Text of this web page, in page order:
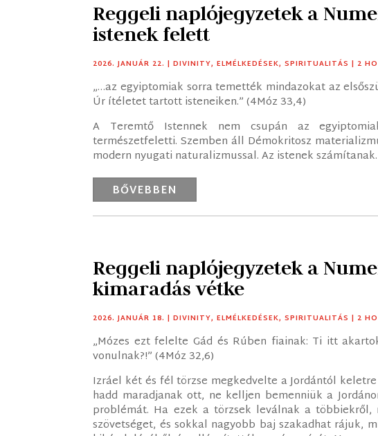
Reggeli naplójegyzetek a
istenek felett
2026. JANUÁR 22. |DIVINITY,ELMÉLKEDÉSEK,SPIRITUALITÁS | 2
„…az egyiptomiak sorra temették mindazokat az
Úr ítéletet tartott isteneiken.” (4Móz 33,4)
A Teremtő Istennek nem csupán az
természetfeletti. Szemben áll Démokritosz
modern nyugati naturalizmussal. Az istenek számítanak.
BŐVEBBEN
Reggeli naplójegyzetek a
kimaradás vétke
2026. JANUÁR 18. |DIVINITY,ELMÉLKEDÉSEK,SPIRITUALITÁS | 2
„Mózes ezt felelte Gád és Rúben fiainak: Ti itt
vonulnak?!” (4Móz 32,6)
Izráel két és fél törzse megkedvelte a Jordántól
hadd maradjanak ott, ne kelljen bemenniük a
problémát. Ha ezek a törzsek leválnak a többiekről,
szövetséget, és sokkal nagyobb baj szakadhat rájuk,